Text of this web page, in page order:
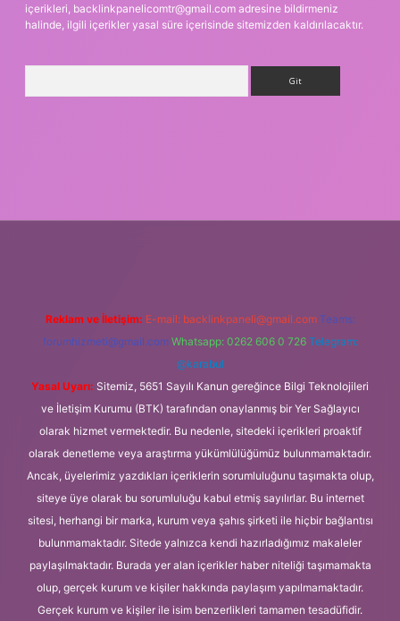
içerikleri, backlinkpanelicomtr@gmail.com adresine bildirmeniz
halinde, ilgili içerikler yasal süre içerisinde sitemizden kaldırılacaktır.
Reklam ve İletişim: E-mail: backlinkpaneli@gmail.com Teams:
forumhizmeti@gmail.com Whatsapp: 0262 606 0 726 Telegram:
@karabul
Yasal Uyarı: Sitemiz, 5651 Sayılı Kanun gereğince Bilgi Teknolojileri
ve İletişim Kurumu (BTK) tarafından onaylanmış bir Yer Sağlayıcı
olarak hizmet vermektedir. Bu nedenle, sitedeki içerikleri proaktif
olarak denetleme veya araştırma yükümlülüğümüz bulunmamaktadır.
Ancak, üyelerimiz yazdıkları içeriklerin sorumluluğunu taşımakta olup,
siteye üye olarak bu sorumluluğu kabul etmiş sayılırlar. Bu internet
sitesi, herhangi bir marka, kurum veya şahıs şirketi ile hiçbir bağlantısı
bulunmamaktadır. Sitede yalnızca kendi hazırladığımız makaleler
paylaşılmaktadır. Burada yer alan içerikler haber niteliği taşımamakta
olup, gerçek kurum ve kişiler hakkında paylaşım yapılmamaktadır.
Gerçek kurum ve kişiler ile isim benzerlikleri tamamen tesadüfidir.